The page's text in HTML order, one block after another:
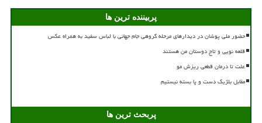
پربیننده ترین ها
حضور ملی پوشان در دیدارهای مرحله گروهی جام جهانی با لباس سفید به همراه عکس
قلعه نویی و تاج دوستان من هستند
علت تا درمان قطعی ریزش مو
مقابل بلژیک دست و پا بسته نیستیم
پربحث ترین ها